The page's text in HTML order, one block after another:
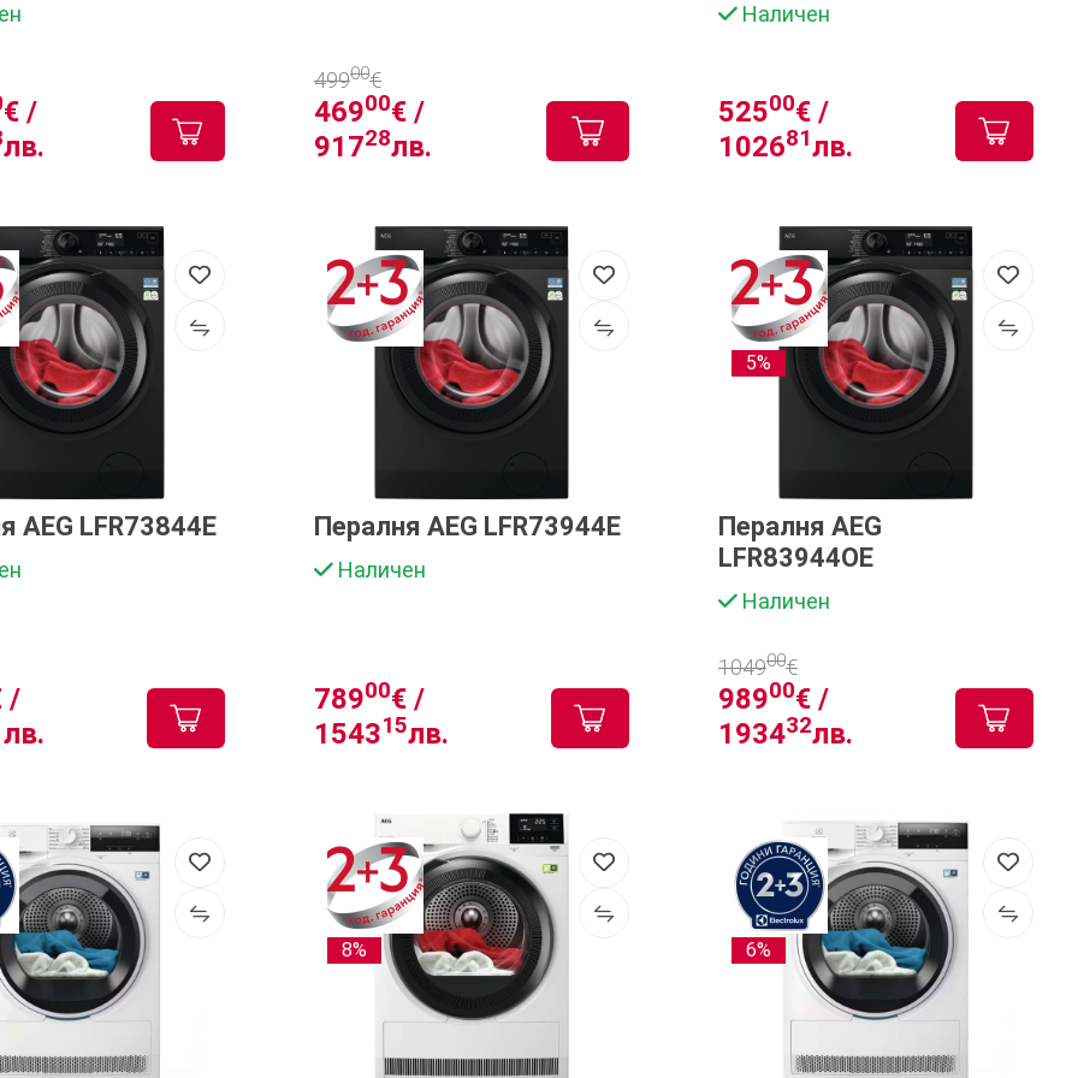
€ /
лв.
46900€ /
91728лв.
49900€
Наличен
52500€ /
102681лв.
AEG LFR73844E
/
лв.
Пералня AEG LFR73944E
Наличен
78900€ /
154315лв.
5%
Пералня AEG
LFR83944OE
Наличен
98900€ /
193432лв.
104900€
8% 6%